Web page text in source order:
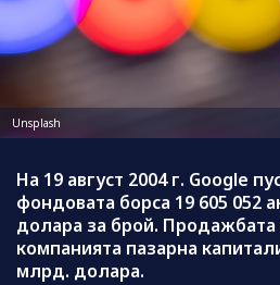
Unsplash
На 19 август 2004 г. Google
фондовата борса 19 605 052
долара за брой. Продажбата
компанията пазарна
млрд. долара.